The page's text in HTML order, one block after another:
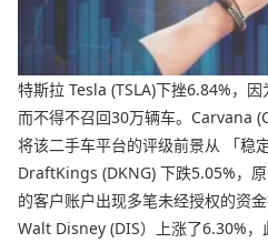
特斯拉 Tesla (TSLA)下挫6.84%，
而不得不召回30万辆车。Carvana
将该二手车平台的评级前景从 「稳
DraftKings (DKNG) 下跌5.05%，
的客户账户出现多笔未经授权的资
Walt Disney (DIS）上涨了6.30%